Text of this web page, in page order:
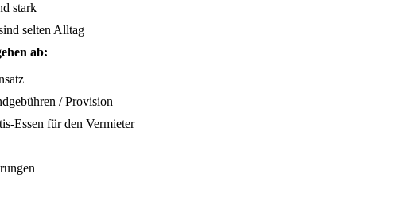
stark
selten Alltag
ab:
/ Provision
Essen für den Vermieter